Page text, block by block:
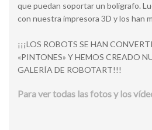
que puedan soportar un bolígrafo.
con nuestra impresora 3D y los han
¡¡¡LOS ROBOTS SE HAN
«PINTONES» Y HEMOS CREADO
GALERÍA DE ROBOTART!!!
Para ver todas las fotos y los